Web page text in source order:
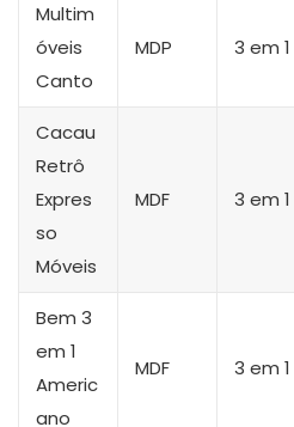
Multim
óveis
Canto
MDP 3 em 1
Cacau
Retrô
Expres
so
Móveis
MDF 3 em 1
Bem 3
em 1
Americ
ano
MDF 3 em 1